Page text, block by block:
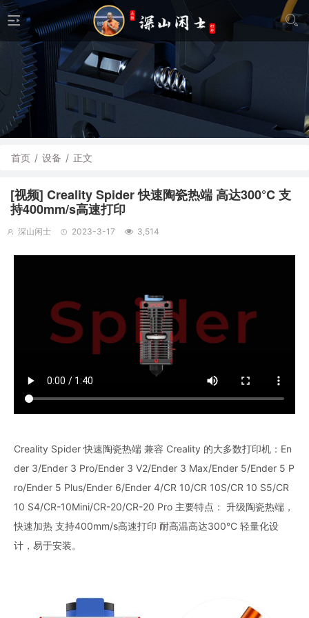
首页 / 设备 / 正文
[视频] Creality Spider 快速陶瓷热端 高达300°C 支
持400mm/s高速打印
深山闲士 2023-3-17 3,514
Creality Spider 快速陶瓷热端 兼容 Creality 的大多数打印机：En
der 3/Ender 3 Pro/Ender 3 V2/Ender 3 Max/Ender 5/Ender 5 P
ro/Ender 5 Plus/Ender 6/Ender 4/CR 10/CR 10S/CR 10 S5/CR
10 S4/CR-10Mini/CR-20/CR-20 Pro 主要特点： 升级陶瓷热端，
快速加热 支持400mm/s高速打印 耐高温高达300°C 轻量化设
计，易于安装。